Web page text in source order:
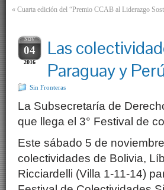
« Cuarta edición del “Premio CCAB al Liderazgo
NOV
04
2016
Las
Paraguay y
Sin Fronteras
La Subsecretaría de
que llega el 3° Festival de
Este sábado 5 de
colectividades de Bolivia,
Ricciardelli (Villa 1-11-14)